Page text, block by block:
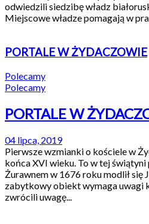
odwiedzili siedzibę władz
Miejscowe władze pomagają w
PORTALE W ŻYDACZOWIE
Polecamy
Polecamy
PORTALE W
04 lipca, 2019
Pierwsze wzmianki o kościele w
końca XVI wieku. To w tej
Żurawnem w 1676 roku modlił się
zabytkowy obiekt wymaga uwagi
zwrócili uwagę...